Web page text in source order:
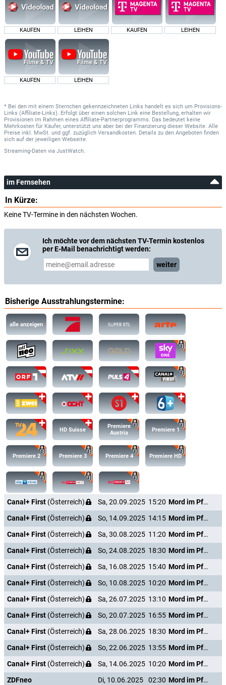
KAUFEN LEIHEN KAUFEN LEIHEN
KAUFEN LEIHEN
* Bei den mit einem Sternchen gekennzeichneten Links handelt es sich um Provisions-
Links (Affiliate-Links). Erfolgt über einen solchen Link eine Bestellung, erhalten wir
Provisionen im Rahmen eines Affiliate-Partnerprogramms. Das bedeutet keine
Mehrkosten für Käufer, unterstützt uns aber bei der Finanzierung dieser Website. Alle
Preise inkl. MwSt. und ggf. zuzüglich Versandkosten. Details zu den Angeboten finden
sich auf der jeweiligen Webseite.
Streaming-Daten via JustWatch.
im Fernsehen
In Kürze:
Keine TV-Termine in den nächsten Wochen.
Ich möchte vor dem nächsten TV-Termin kostenlos
per E-Mail benachrichtigt werden:
weiter
Bisherige Ausstrahlungstermine:
alle anzeigen
HD Suisse
Premiere
Austria
Premiere 1
Premiere 2 Premiere 3 Premiere 4 Premiere HD
Canal+ First (Österreich) Sa, 20.09.2025 15:20
Mord im Pfarrhaus
Canal+ First (Österreich) So, 14.09.2025 14:15
Mord im Pfarrhaus
Canal+ First (Österreich) Sa, 30.08.2025 11:20
Mord im Pfarrhaus
Canal+ First (Österreich) So, 24.08.2025 18:30
Mord im Pfarrhaus
Canal+ First (Österreich) Sa, 16.08.2025 15:40
Mord im Pfarrhaus
Canal+ First (Österreich) So, 10.08.2025 10:20
Mord im Pfarrhaus
Canal+ First (Österreich) Sa, 26.07.2025 13:10
Mord im Pfarrhaus
Canal+ First (Österreich) So, 20.07.2025 16:55
Mord im Pfarrhaus
Canal+ First (Österreich) Sa, 28.06.2025 18:30
Mord im Pfarrhaus
Canal+ First (Österreich) So, 22.06.2025 13:55
Mord im Pfarrhaus
Canal+ First (Österreich) Sa, 14.06.2025 10:20
Mord im Pfarrhaus
ZDFneo
Di, 10.06.2025 02:30
Mord im Pfarrhaus